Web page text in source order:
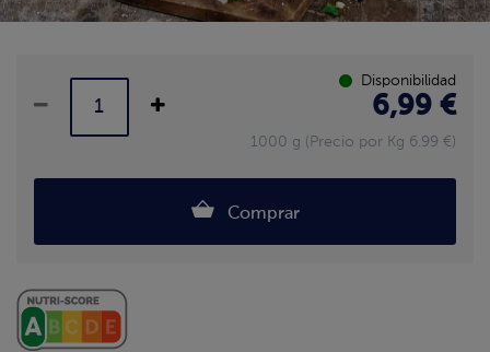
Disponibilidad
6,99 €
1000 g (Precio por Kg 6.99 €)
Comprar